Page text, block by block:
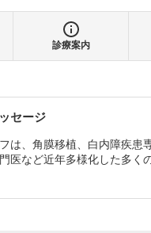
診療案内
セージ
は、角膜移植、白内障疾患
医など近年多様化した多